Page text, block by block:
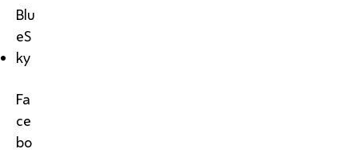
Blu
eS
ky
Fa
ce
bo